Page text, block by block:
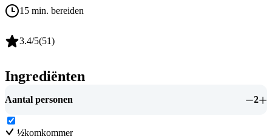
15 min. bereiden
3.4/5(51)
Ingrediënten
Aantal personen 2
½komkommer